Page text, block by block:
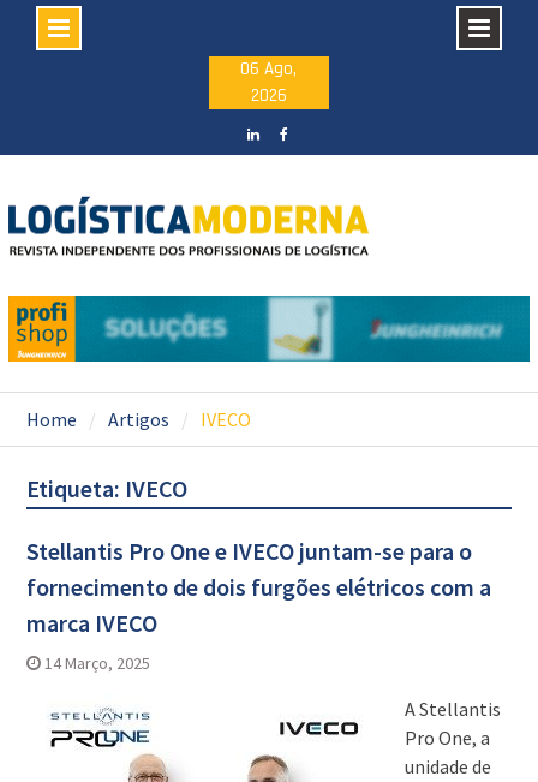
06 Ago,
2026
Home Artigos IVECO
Etiqueta: IVECO
Stellantis Pro One e IVECO juntam-se para o
fornecimento de dois furgões elétricos com a
marca IVECO
14 Março, 2025
A Stellantis
Pro One, a
unidade de